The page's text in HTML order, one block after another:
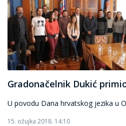
Gradonačelnik Dukić
U povodu Dana hrvatskog jezika u
15. ožujka 2018. 14:10